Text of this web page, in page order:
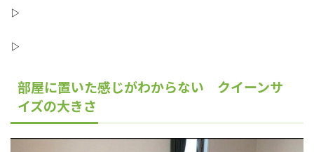
▷
▷
部屋に置いた感じがわからない クイーンサ
イズの大きさ